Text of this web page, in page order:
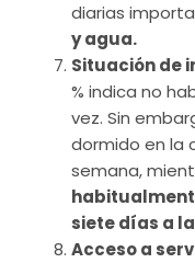
diarias
y agua.
Situación de
% indica no
vez. Sin
dormido en la
semana,
siete días a
Acceso a